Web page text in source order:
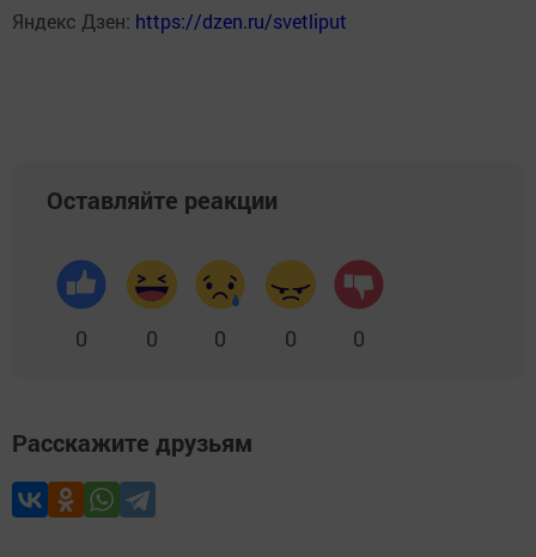
Яндекс Дзен: https://dzen.ru/svetliput
Оставляйте реакции
0 0 0 0 0
Расскажите друзьям